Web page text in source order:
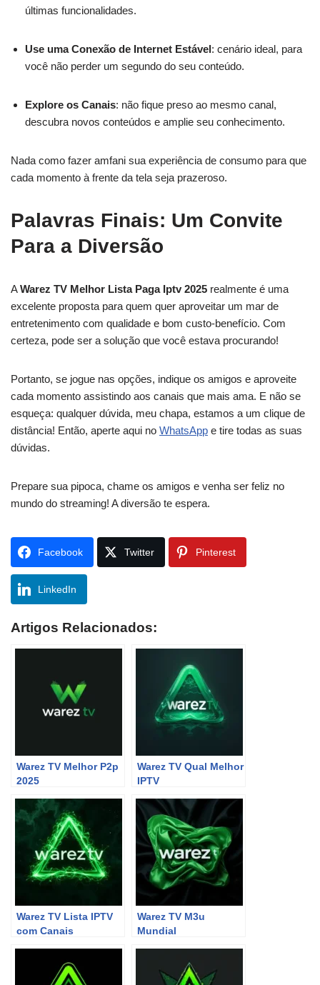
últimas funcionalidades.
Use uma Conexão de Internet Estável: cenário ideal, para
você não perder um segundo do seu conteúdo.
Explore os Canais: não fique preso ao mesmo canal,
descubra novos conteúdos e amplie seu conhecimento.
Nada como fazer amfani sua experiência de consumo para que
cada momento à frente da tela seja prazeroso.
Palavras Finais: Um Convite
Para a Diversão
AWarez TV Melhor Lista Paga Iptv 2025 realmente é uma
excelente proposta para quem quer aproveitar um mar de
entretenimento com qualidade e bom custo-benefício. Com
certeza, pode ser a solução que você estava procurando!
Portanto, se jogue nas opções, indique os amigos e aproveite
cada momento assistindo aos canais que mais ama. E não se
esqueça: qualquer dúvida, meu chapa, estamos a um clique de
distância! Então, aperte aqui no WhatsApp e tire todas as suas
dúvidas.
Prepare sua pipoca, chame os amigos e venha ser feliz no
mundo do streaming! A diversão te espera.
Facebook Twitter Pinterest
LinkedIn
Artigos Relacionados:
Warez TV Melhor P2p
2025
Warez TV Qual Melhor
IPTV
Warez TV Lista IPTV
com Canais
Warez TV M3u
Mundial